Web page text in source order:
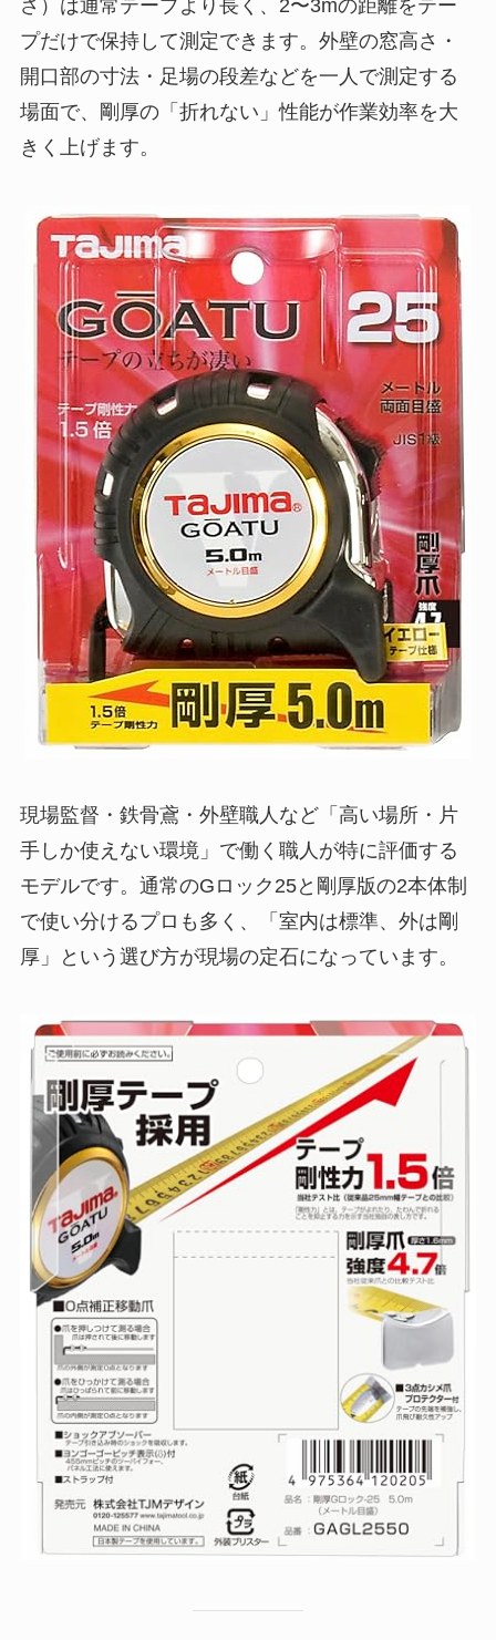
さ）は通常テープより長く、2〜3mの距離をテー
プだけで保持して測定できます。外壁の窓高さ・
開口部の寸法・足場の段差などを一人で測定する
場面で、剛厚の「折れない」性能が作業効率を大
きく上げます。
現場監督・鉄骨鳶・外壁職人など「高い場所・片
手しか使えない環境」で働く職人が特に評価する
モデルです。通常のGロック25と剛厚版の2本体制
で使い分けるプロも多く、「室内は標準、外は剛
厚」という選び方が現場の定石になっています。